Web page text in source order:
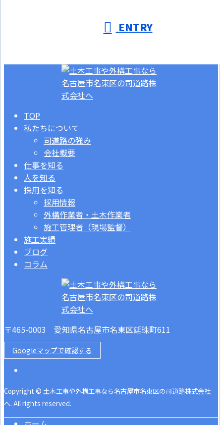
ENTRY
TOP
私たちについて
司道路の強み
会社概要
仕事を知る
人を知る
採用を知る
採用情報
外構作業者・土木作業者
施工管理者（現場監督）
施工実績
ブログ
コラム
〒465-0003 愛知県名古屋市名東区延珠町611
Googleマップで確認する
Copyright © 土木工事や外構工事なら名古屋市名東区の司道路株式会社
へ. All rights reserved.